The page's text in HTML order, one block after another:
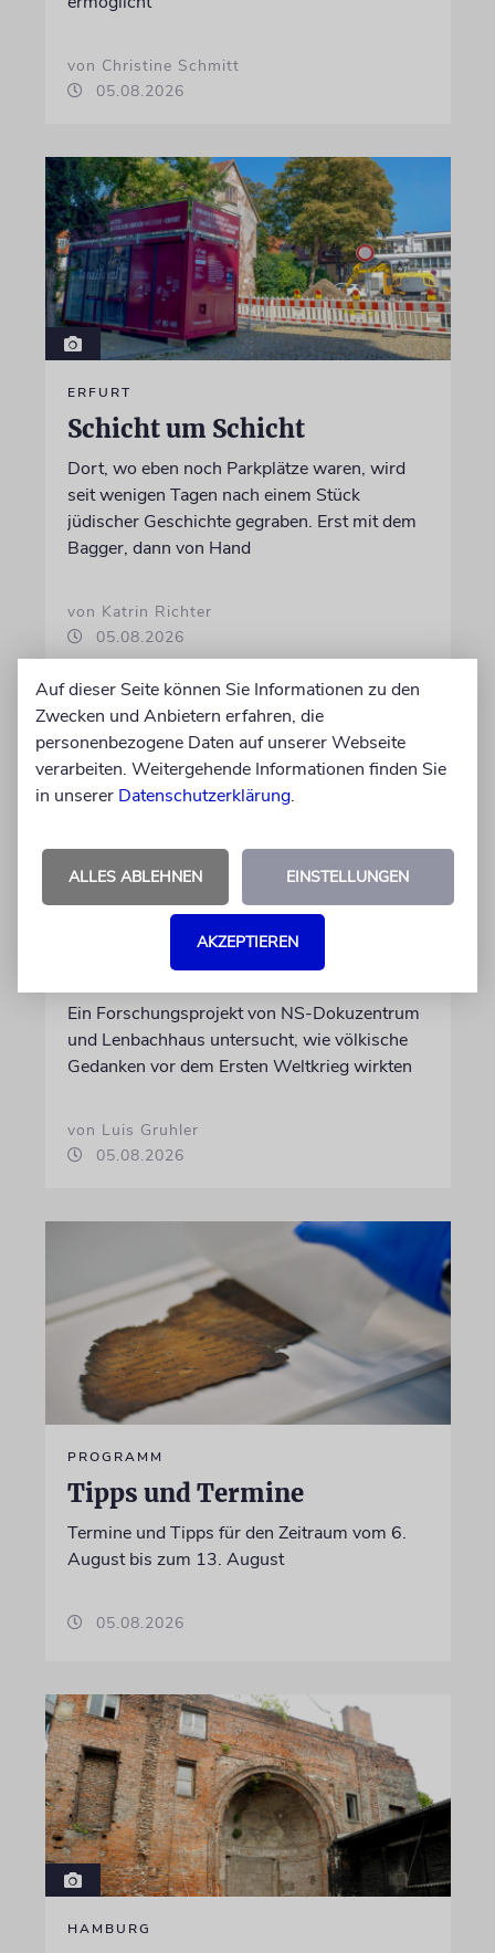
von Christine Schmitt
05.08.2026
ERFURT
Schicht um Schicht
Dort, wo eben noch Parkplätze waren, wird
seit wenigen Tagen nach einem Stück
jüdischer Geschichte gegraben. Erst mit dem
Bagger, dann von Hand
von Katrin Richter
05.08.2026
Bedrohlich aktuell
Ein Forschungsprojekt von NS-Dokuzentrum
und Lenbachhaus untersucht, wie völkische
Gedanken vor dem Ersten Weltkrieg wirkten
von Luis Gruhler
05.08.2026
PROGRAMM
Tipps und Termine
Termine und Tipps für den Zeitraum vom 6.
August bis zum 13. August
05.08.2026
HAMBURG
Auf dieser Seite können Sie Informationen zu den
Zwecken und Anbietern erfahren, die
personenbezogene Daten auf unserer Webseite
verarbeiten. Weitergehende Informationen finden Sie
in unserer Datenschutzerklärung.
ALLES ABLEHNEN EINSTELLUNGEN
AKZEPTIEREN